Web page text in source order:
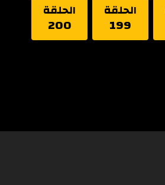
الحلقة
199
الحلقة
200